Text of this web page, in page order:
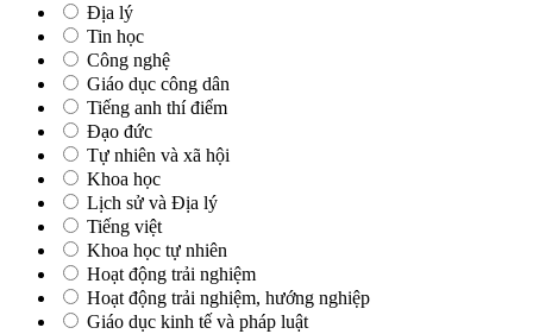
Địa lý
Tin học
Công nghệ
Giáo dục công dân
Tiếng anh thí điểm
Đạo đức
Tự nhiên và xã hội
Khoa học
Lịch sử và Địa lý
Tiếng việt
Khoa học tự nhiên
Hoạt động trải nghiệm
Hoạt động trải nghiệm, hướng nghiệp
Giáo dục kinh tế và pháp luật